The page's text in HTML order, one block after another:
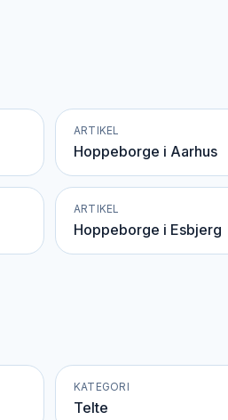
ARTIKEL
Hoppeborge i Aarhus
ARTIKEL
Hoppeborge i Esbjerg
KATEGORI
Telte